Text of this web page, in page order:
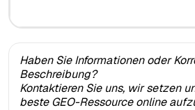
Haben Sie Informationen oder
Beschreibung?
Kontaktieren Sie uns, wir setzen
beste GEO-Ressource online